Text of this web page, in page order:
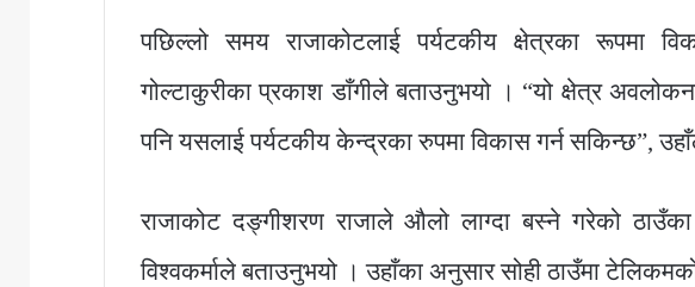
पछिल्लो समय राजाकोटलाई पर्यटकीय क्षेत्रका रूपमा
गोल्टाकुरीका प्रकाश डाँगीले बताउनुभयो । “यो क्षेत्र
पनि यसलाई पर्यटकीय केन्द्रका रुपमा विकास गर्न सकिन्छ”,
राजाकोट दङ्गीशरण राजाले औलो लाग्दा बस्ने गरेको
विश्वकर्माले बताउनुभयो । उहाँका अनुसार सोही ठाउँमा